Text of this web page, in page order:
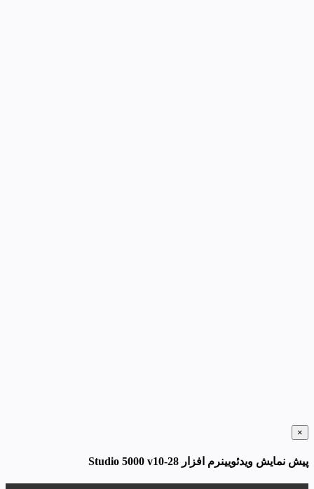
×
پیش نمایش ویدئویینرم افزار Studio 5000 v10-28